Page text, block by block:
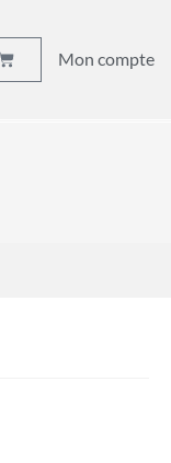
Mon compte